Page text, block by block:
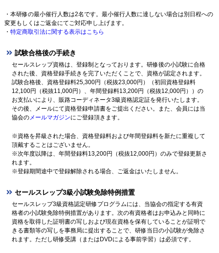
・本研修の最小催行人数は2名です。最小催行人数に達しない場合は別日程への
変更もしくはご返金にてご対応申し上げます。
・ 特定商取引法に関する表示はこちら
試験合格後の手続き
セールスレップ資格は、登録制となっております。研修後の小試験に合格
された後、資格登録手続きを完了いただくことで、資格が認定されます。
試験合格後、資格登録料25,300円（税抜23,000円）（初回資格登録料
12,100円（税抜11,000円）、年間登録料13,200円（税抜12,000円））の
お支払いにより、販路コーディネータ3級資格認定証を発行いたします。
その後、メールにて資格登録申請書をご提出ください。また、会員には当
協会のメールマガジンにご登録頂きます。
※資格を昇級された場合、資格登録料および年間登録料を新たに重複して
頂戴することはございません。
※次年度以降は、年間登録料13,200円（税抜12,000円）のみで登録更新さ
れます。
※登録期間途中で登録解除される場合、ご返金はいたしません。
セールスレップ3級小試験免除特例措置
セールスレップ3級資格認定研修プログラムには、当協会の指定する有資
格者の小試験免除特例措置があります。次の有資格者はお申込みと同時に
資格を取得した証明書の写しおよび現在資格を保有していることが証明で
きる書類等の写しを事務局に提出することで、研修当日の小試験が免除さ
れます。ただし研修受講（またはDVDによる事前学習）は必須です。